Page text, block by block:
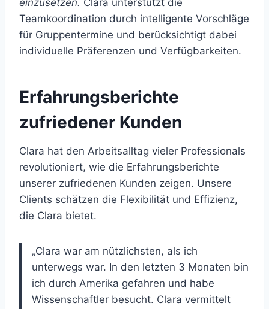
einzusetzen. Clara unterstützt die
Teamkoordination durch intelligente Vorschläge
für Gruppentermine und berücksichtigt dabei
individuelle Präferenzen und Verfügbarkeiten.
Erfahrungsberichte
zufriedener Kunden
Clara hat den Arbeitsalltag vieler Professionals
revolutioniert, wie die Erfahrungsberichte
unserer zufriedenen Kunden zeigen. Unsere
Clients schätzen die Flexibilität und Effizienz,
die Clara bietet.
„Clara war am nützlichsten, als ich
unterwegs war. In den letzten 3 Monaten bin
ich durch Amerika gefahren und habe
Wissenschaftler besucht. Clara vermittelt